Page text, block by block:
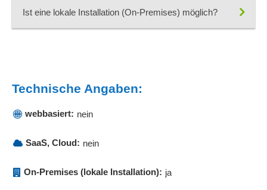
Stammdatenmanagement
Suche
Summen- und Salden
Tagungsveranstaltung
Teilnehmermanagement
jaIst eine lokale Installation (On-Premises) möglich?
Technische Angaben:
webbasiert: nein
SaaS, Cloud: nein
On-Premises (lokale Installation): ja